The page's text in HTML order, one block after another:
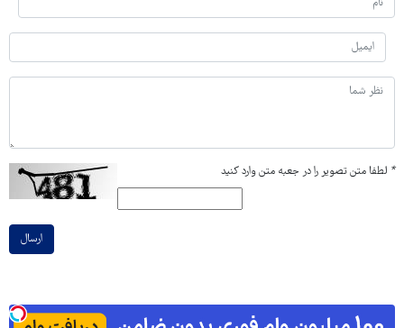
* لطفا متن تصویر را در جعبه متن وارد کنید
ارسال